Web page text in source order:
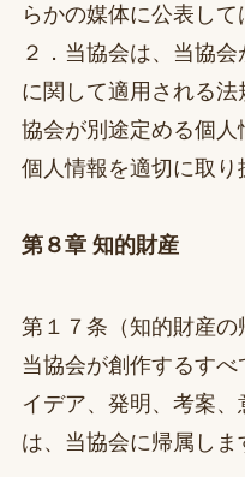
らかの媒体に公表して
２．当協会は、当協
に関して適用される
協会が別途定める個
個人情報を適切に取り
第８章 知的財産
第１７条（知的財産の
当協会が創作するす
イデア、発明、考案
は、当協会に帰属しま